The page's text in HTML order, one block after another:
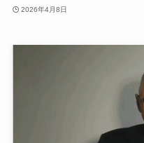
2026年4月8日